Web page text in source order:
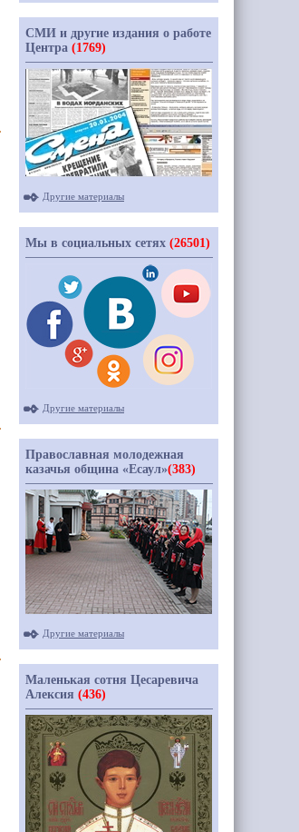
СМИ и другие издания о работе
Центра (1769)
Другие материалы
Мы в социальных сетях (26501)
Другие материалы
Православная молодежная
казачья община «Есаул»(383)
Другие материалы
Маленькая сотня Цесаревича
Алексия (436)